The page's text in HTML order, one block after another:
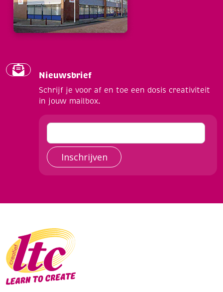
Nieuwsbrief
Schrijf je voor af en toe een dosis creativiteit
in jouw mailbox.
Inschrijven